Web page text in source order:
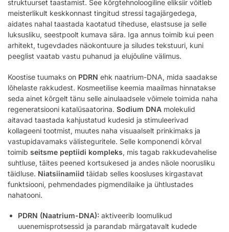
struktuurset taastamist. See kõrgtehnoloogiline eliksiir võitleb
meisterlikult keskkonnast tingitud stressi tagajärgedega,
aidates nahal taastada kaotatud tiheduse, elastsuse ja selle
luksusliku, seestpoolt kumava sära. Iga annus toimib kui peen
arhitekt, tugevdades näokontuure ja siludes tekstuuri, kuni
peeglist vaatab vastu puhanud ja elujõuline välimus.
Koostise tuumaks on PDRN ehk naatrium-DNA, mida saadakse
lõhelaste rakkudest. Kosmeetilise keemia maailmas hinnatakse
seda ainet kõrgelt tänu selle ainulaadsele võimele toimida naha
regeneratsiooni katalüsaatorina. Sodium DNA molekulid
aitavad taastada kahjustatud kudesid ja stimuleerivad
kollageeni tootmist, muutes naha visuaalselt prinkimaks ja
vastupidavamaks välisteguritele. Selle komponendi kõrval
toimib seitsme peptiidi kompleks, mis tagab rakkudevahelise
suhtluse, täites peened kortsukesed ja andes näole noorusliku
täidluse. Niatsiinamiid täidab selles koosluses kirgastavat
funktsiooni, pehmendades pigmendilaike ja ühtlustades
nahatooni.
PDRN (Naatrium-DNA): aktiveerib loomulikud
uuenemisprotsessid ja parandab märgatavalt kudede